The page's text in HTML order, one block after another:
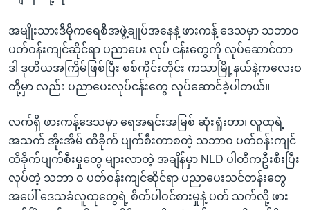
အမျိုးသားဒီမိုကရေစီအဖွဲ့ချုပ်အနေနဲ့ ဖားကန့် ဒေသမှာ သဘာဝ
ပတ်ဝန်းကျင်ဆိုင်ရာ ပညာပေး လုပ် ငန်းတွေကို လုပ်ဆောင်တာ
ဒါ ဒုတိယအကြိမ်ဖြစ်ပြီး စစ်ကိုင်းတိုင်း ကသာမြို့နယ်နဲ့ကလေးဝ
တို့မှာ လည်း ပညာပေးလုပ်ငန်းတွေ လုပ်ဆောင်ခဲ့ပါတယ်။
လက်ရှိ ဖားကန့်ဒေသမှာ ရေအရင်းအမြစ် ဆုံးရှူံးတာ၊ လူထုရဲ့
အသက် အိုးအိမ် ထိခိုက် ပျက်စီးတာစတဲ့ သဘာဝ ပတ်ဝန်းကျင်
ထိခိုက်ပျက်စီးမှုတွေ များလာတဲ့ အချိန်မှာ NLD ပါတီကဦးစီးပြီး
လုပ်တဲ့ သဘာ ဝ ပတ်ဝန်းကျင်ဆိုင်ရာ ပညာပေးသင်တန်းတွေ
အပေါ် ဒေသခံလူထုတွေရဲ့ စိတ်ပါဝင်စားမှုနဲ့ ပတ် သက်လို့ ဖား